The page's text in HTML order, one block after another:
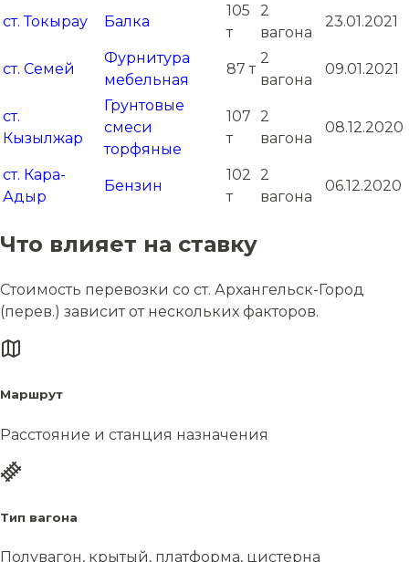
ст. Токырау Балка
105
т
2
вагона
23.01.2021
ст. Семей
Фурнитура
мебельная
87 т
2
вагона
09.01.2021
ст.
Кызылжар
Грунтовые
смеси
торфяные
107
т
2
вагона
08.12.2020
ст. Кара-
Адыр
Бензин
102
т
2
вагона
06.12.2020
Что влияет на ставку
Стоимость перевозки со ст. Архангельск-Город
(перев.) зависит от нескольких факторов.
Маршрут
Расстояние и станция назначения
Тип вагона
Полувагон, крытый, платформа, цистерна